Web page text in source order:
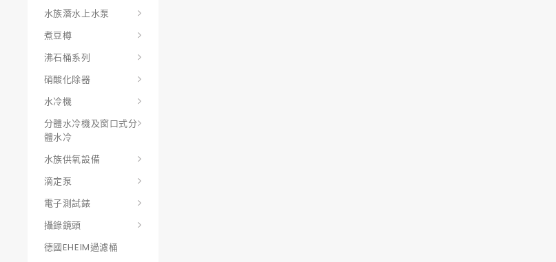
水族潛水上水泵
煮豆樽
沸石桶系列
硝酸化除器
水冷機
分體水冷機及窗口式分
體水冷
水族供氧設備
滴定泵
電子測試錶
攝錄鏡頭
德國EHEIM過濾桶